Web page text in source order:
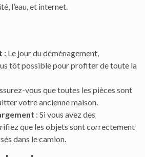
l’eau, et internet.
: Le jour du déménagement,
tôt possible pour profiter de toute la
vous que toutes les pièces sont
votre ancienne maison.
: Si vous avez des
que les objets sont correctement
dans le camion.